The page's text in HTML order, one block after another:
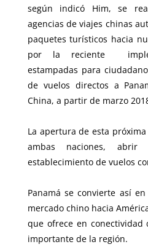
según indicó Him, se
agencias de viajes chinas
paquetes turísticos hacia
por la reciente
estampadas para
de vuelos directos a
China, a partir de marzo
La apertura de esta
ambas naciones,
establecimiento de vuelos
Panamá se convierte así
mercado chino hacia
que ofrece en conectividad
importante de la región.